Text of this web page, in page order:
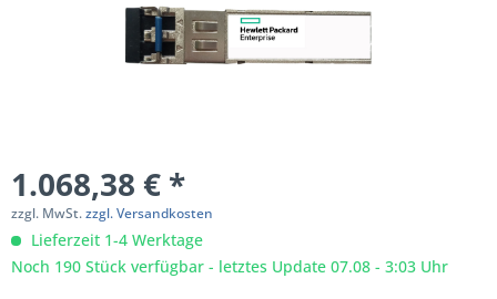
1.068,38 € *
zzgl. MwSt.zzgl. Versandkosten
Lieferzeit 1-4 Werktage
Noch 190 Stück verfügbar - letztes Update 07.08 - 3:03 Uhr